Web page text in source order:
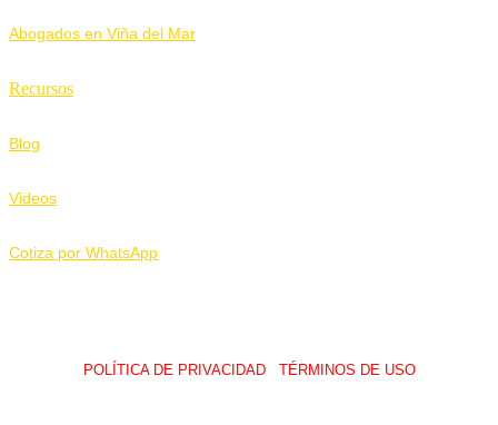
Abogados en Viña del Mar
Recursos
Blog
Videos
Cotiza por WhatsApp
POLÍTICA DE PRIVACIDAD
TÉRMINOS DE USO